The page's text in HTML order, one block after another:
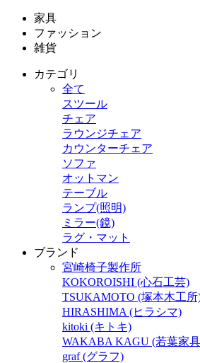
家具
ファッション
雑貨
カテゴリ
全て
スツール
チェア
ラウンジチェア
カウンターチェア
ソファ
オットマン
テーブル
ランプ(照明)
ミラー(鏡)
ラグ・マット
ブランド
宮崎椅子製作所
KOKOROISHI (心石工芸)
TSUKAMOTO (塚本木工所
HIRASHIMA (ヒラシマ)
kitoki (キトキ)
WAKABA KAGU (若葉家
graf (グラフ)